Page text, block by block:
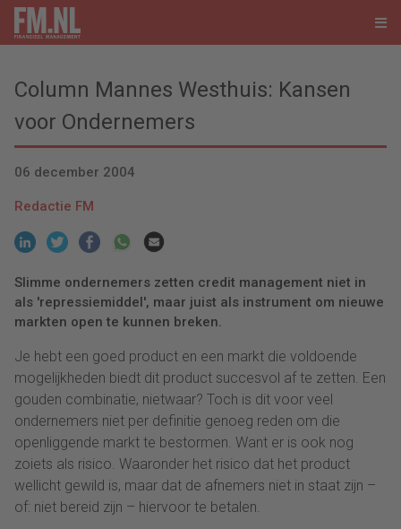
Column Mannes Westhuis: Kansen
voor Ondernemers
06 december 2004
Redactie FM
Slimme ondernemers zetten credit management niet in
als 'repressiemiddel', maar juist als instrument om nieuwe
markten open te kunnen breken.
Je hebt een goed product en een markt die voldoende
mogelijkheden biedt dit product succesvol af te zetten. Een
gouden combinatie, nietwaar? Toch is dit voor veel
ondernemers niet per definitie genoeg reden om die
openliggende markt te bestormen. Want er is ook nog
zoiets als risico. Waaronder het risico dat het product
wellicht gewild is, maar dat de afnemers niet in staat zijn –
of: niet bereid zijn – hiervoor te betalen.